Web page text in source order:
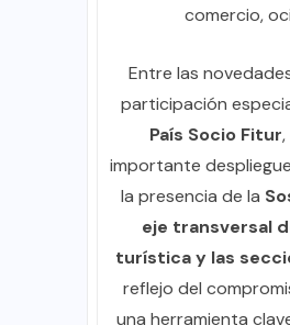
comercio,
Entre las
participación
País Socio Fitur
importante
la presencia de la
eje transversal
turística y las
reflejo del
una herramienta